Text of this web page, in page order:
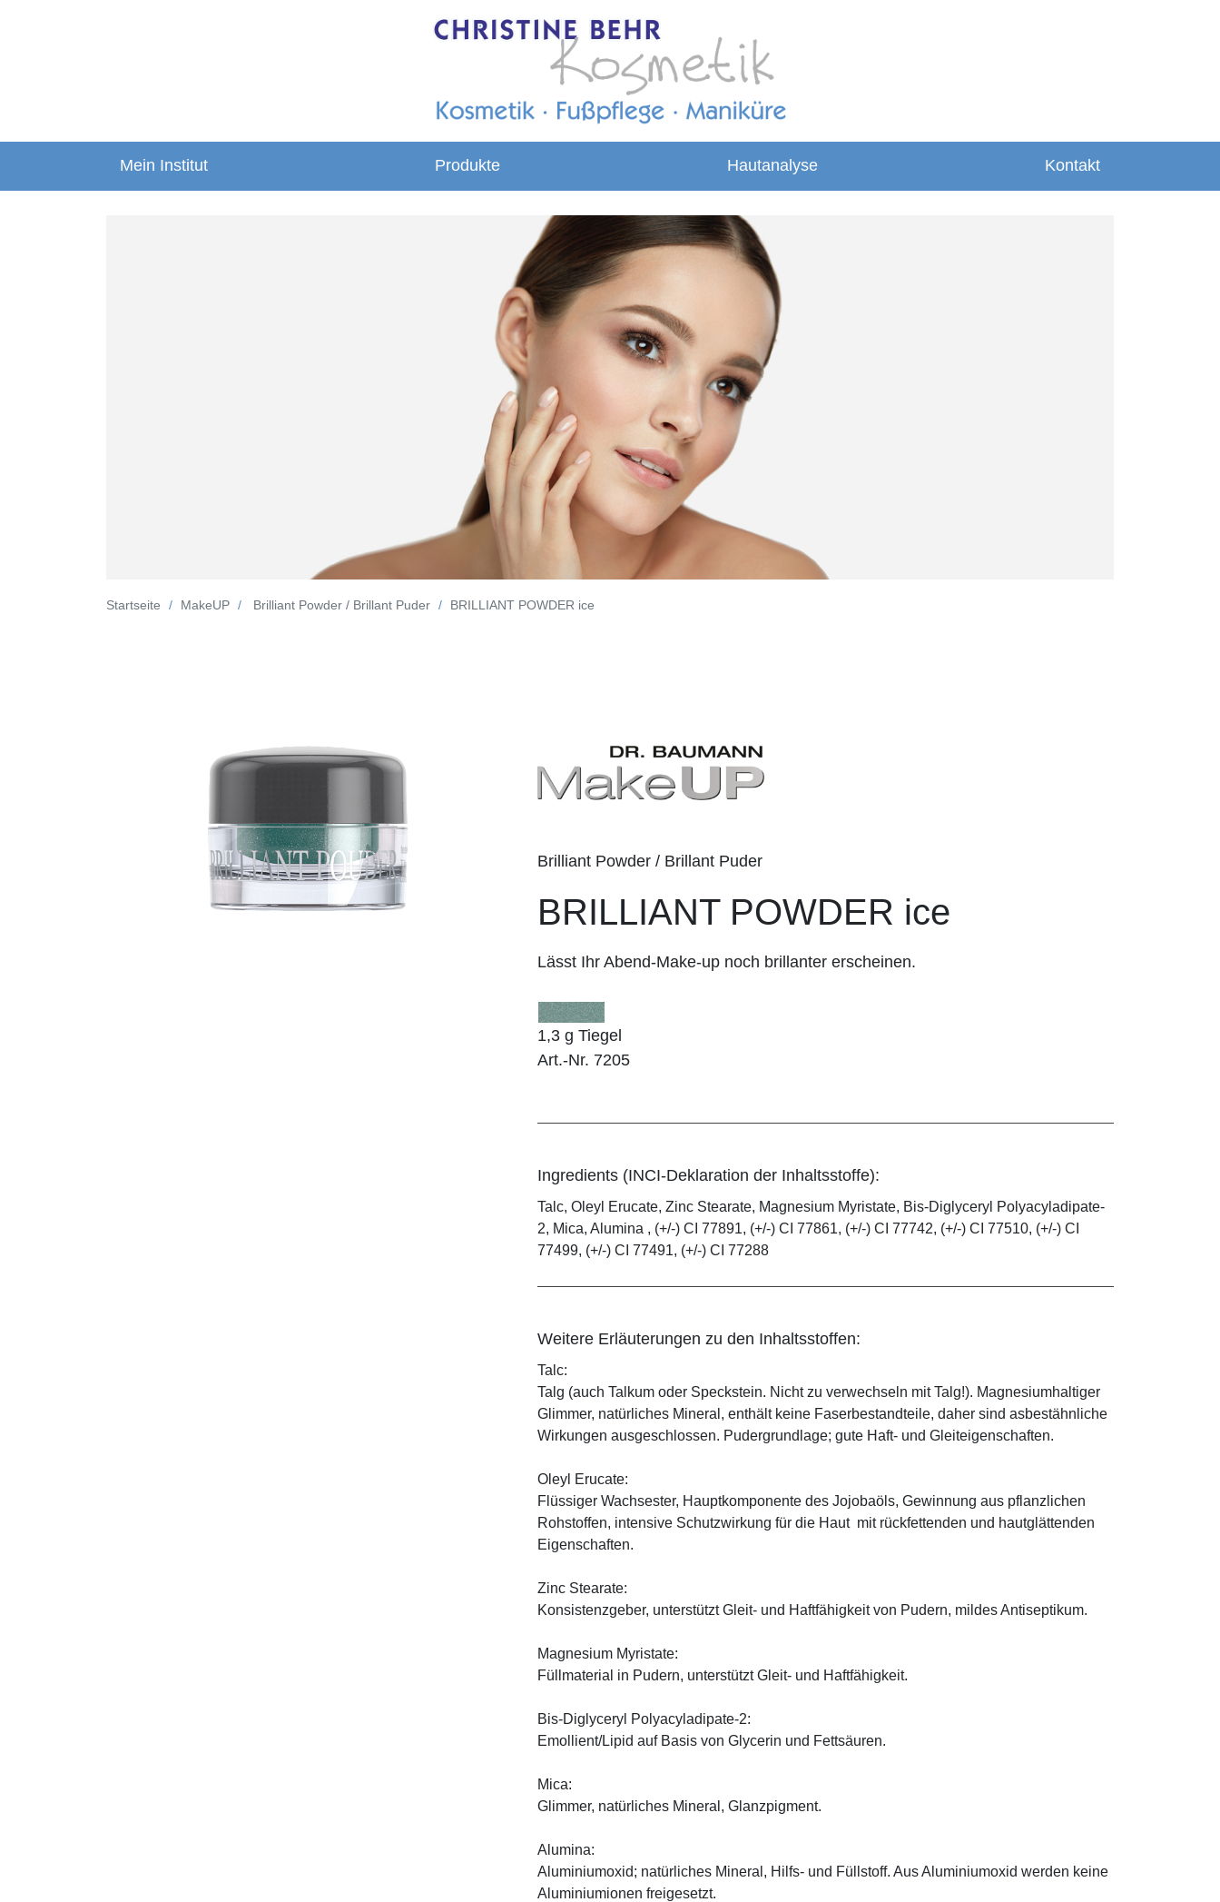
Mein Institut Produkte Hautanalyse Kontakt
Startseite MakeUP Brilliant Powder / Brillant Puder BRILLIANT POWDER ice
Brilliant Powder / Brillant Puder
BRILLIANT POWDER ice
Lässt Ihr Abend-Make-up noch brillanter erscheinen.
1,3 g Tiegel
Art.-Nr. 7205
Ingredients (INCI-Deklaration der Inhaltsstoffe):
Talc, Oleyl Erucate, Zinc Stearate, Magnesium Myristate, Bis-Diglyceryl Polyacyladipate-
2, Mica, Alumina , (+/-) CI 77891, (+/-) CI 77861, (+/-) CI 77742, (+/-) CI 77510, (+/-) CI
77499, (+/-) CI 77491, (+/-) CI 77288
Weitere Erläuterungen zu den Inhaltsstoffen:
Talc:
Talg (auch Talkum oder Speckstein. Nicht zu verwechseln mit Talg!). Magnesiumhaltiger
Glimmer, natürliches Mineral, enthält keine Faserbestandteile, daher sind asbestähnliche
Wirkungen ausgeschlossen. Pudergrundlage; gute Haft- und Gleiteigenschaften.
Oleyl Erucate:
Flüssiger Wachsester, Hauptkomponente des Jojobaöls, Gewinnung aus pflanzlichen
Rohstoffen, intensive Schutzwirkung für die Haut mit rückfettenden und hautglättenden
Eigenschaften.
Zinc Stearate:
Konsistenzgeber, unterstützt Gleit- und Haftfähigkeit von Pudern, mildes Antiseptikum.
Magnesium Myristate:
Füllmaterial in Pudern, unterstützt Gleit- und Haftfähigkeit.
Bis-Diglyceryl Polyacyladipate-2:
Emollient/Lipid auf Basis von Glycerin und Fettsäuren.
Mica:
Glimmer, natürliches Mineral, Glanzpigment.
Alumina:
Aluminiumoxid; natürliches Mineral, Hilfs- und Füllstoff. Aus Aluminiumoxid werden keine
Aluminiumionen freigesetzt.